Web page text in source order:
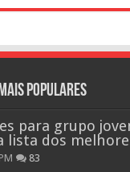
Populares
para grupo
lista dos
83